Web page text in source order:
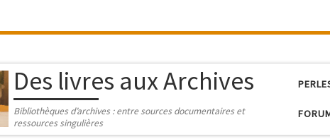
Des livres aux Archives
Bibliothèques d’archives : entre sources documentaires et
ressources singulières